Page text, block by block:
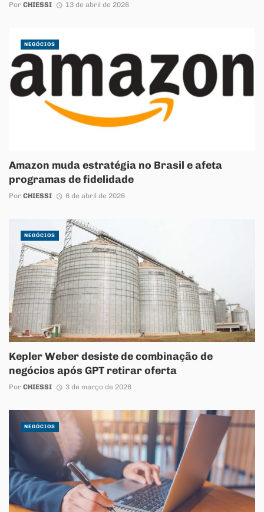
Por CHIESSI 13 de abril de 2026
Amazon muda estratégia no Brasil e afeta
programas de fidelidade
Por CHIESSI 6 de abril de 2026
NEGÓCIOS
Kepler Weber desiste de combinação de
negócios após GPT retirar oferta
Por CHIESSI 3 de março de 2026
NEGÓCIOS
NEGÓCIOS